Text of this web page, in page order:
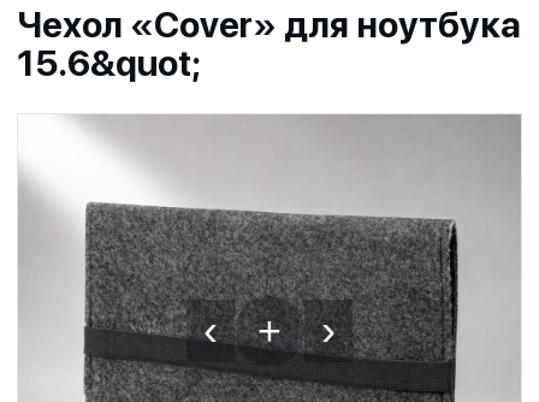
Чехол «Cover» для ноутбука
15.6&quot;
‹ + ›